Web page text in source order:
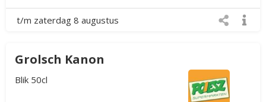
t/m zaterdag 8 augustus
Grolsch Kanon
Blik 50cl